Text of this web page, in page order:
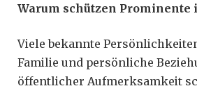
Warum schützen Prominente
Viele bekannte
Familie und persönliche
öffentlicher Aufmerksamkeit